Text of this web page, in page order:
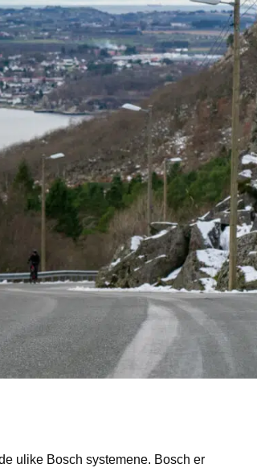
ulike Bosch systemene. Bosch er